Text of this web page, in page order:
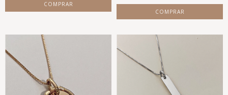
COMPRAR
COMPRAR